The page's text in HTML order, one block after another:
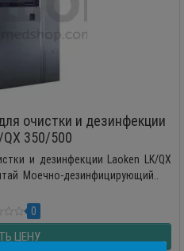
очистки и дезинфекции
QX 350/500
и дезинфекции Laoken LK/QX
Моечно-дезинфицирующий..
0
ЦЕНУ